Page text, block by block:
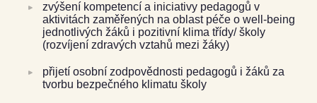
zvýšení kompetencí a iniciativy pedagogů v
aktivitách zaměřených na oblast péče o well-being
jednotlivých žáků i pozitivní klima třídy/ školy
(rozvíjení zdravých vztahů mezi žáky)
přijetí osobní zodpovědnosti pedagogů i žáků za
tvorbu bezpečného klimatu školy